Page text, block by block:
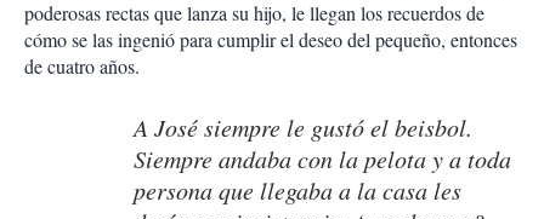
poderosas rectas que lanza su hijo, le llegan los recuerdos de
cómo se las ingenió para cumplir el deseo del pequeño, entonces
de cuatro años.
A José siempre le gustó el beisbol.
Siempre andaba con la pelota y a toda
persona que llegaba a la casa les